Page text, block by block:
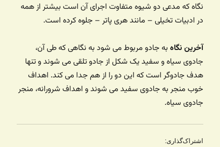
نگاه که مدعی دو شیوه متفاوت اجرای آن است بیشتر از همه
در ادبیات تخیلی – مانند هری پاتر – جلوه کرده است.
آخرین نگاه به جادو مربوط می شود به نگاهی که طی آن،
جادوی سیاه و سفید یک شکل از جادو تلقی می شوند و تنها
هدف جادوگر است که این دو را از هم جدا می کند. اهداف
خوب منجر به جادوی سفید می شوند و اهداف شرورانه، منجر
جادوی سیاه.
اشتراک‌گذاری: